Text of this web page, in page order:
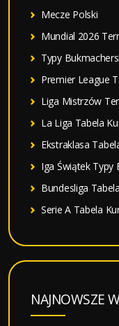
Mecze Polski
Mundial 2026
Typy
Premier League
Liga Mistrzów
La Liga Tabela
Ekstraklasa
Iga Świątek Typy
Bundesliga
Serie A Tabela
NAJNOWSZE